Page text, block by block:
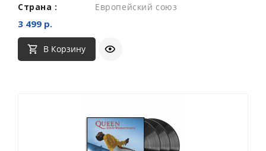
Страна :
Европейский союз
3 499 р.
В Корзину